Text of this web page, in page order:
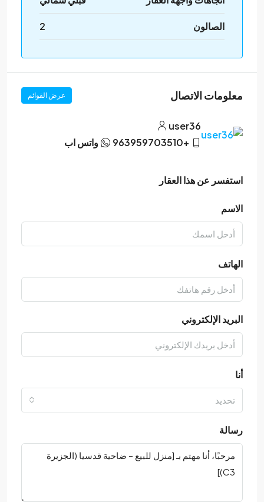
الصالون 2
معلومات الاتصال عرض القوائم
user36
+963959703510
واتس اب
استفسر عن هذا العقار
الاسم
الهاتف
البريد الإلكتروني
أنا
تحديد
رسالة